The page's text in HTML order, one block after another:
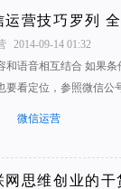
运营技巧罗列
2014-09-14 01:32
和语音相互结合 如果
要看定位，参照微信
微信运营
网思维创业的干